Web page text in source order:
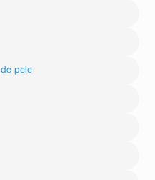
citral.
de pele